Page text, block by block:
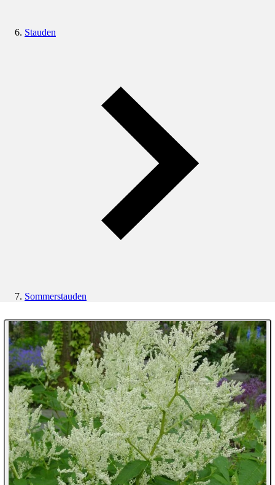
Stauden
Sommerstauden